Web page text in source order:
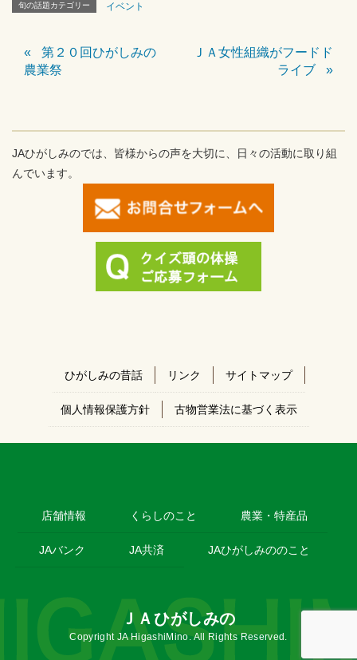
旬の話題カテゴリー イベント
第２０回ひがしみの
農業祭
ＪＡ女性組織がフードド
ライブ
JAひがしみのでは、皆様からの声を大切に、日々の活動に取り組
んでいます。
ひがしみの昔話 リンク サイトマップ
個人情報保護方針 古物営業法に基づく表示
店舗情報 くらしのこと 農業・特産品
JAバンク JA共済 JAひがしみののこと
ＪＡひがしみの
Copyright JA HigashiMino. All Rights Reserved.